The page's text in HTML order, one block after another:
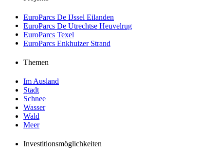
EuroParcs De IJssel Eilanden
EuroParcs De Utrechtse Heuvelrug
EuroParcs Texel
EuroParcs Enkhuizer Strand
Themen
Im Ausland
Stadt
Schnee
Wasser
Wald
Meer
Investitionsmöglichkeiten